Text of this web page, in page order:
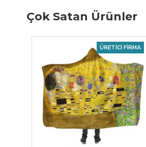
Çok Satan Ürünler
ÜRETICI FIRMA